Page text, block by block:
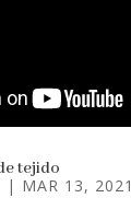
tejido
| MAR 13, 2021